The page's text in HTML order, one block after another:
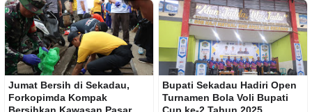
Jumat Bersih di Sekadau,
Forkopimda Kompak
Bupati Sekadau Hadiri Open
Turnamen Bola Voli Bupati